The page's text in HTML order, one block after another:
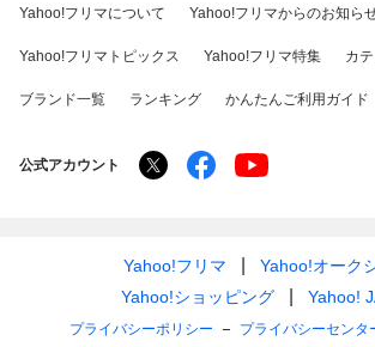
Yahoo!フリマについて Yahoo!フリマからのお知ら
Yahoo!フリマトピックス Yahoo!フリマ特集 カ
ブランド一覧 ランキング かんたんご利用ガイド
公式アカウント
Yahoo!フリマ
Yahoo!オーク
Yahoo!ショッピング
Yahoo!
プライバシーポリシー プライバシーセンタ